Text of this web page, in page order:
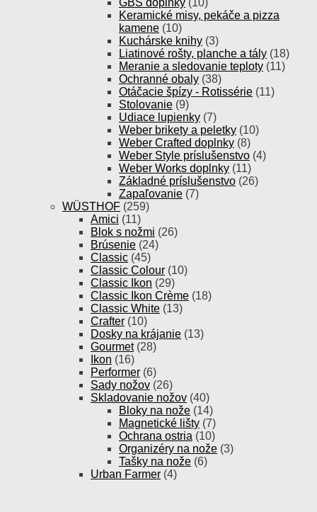
GBS doplnky (10)
Keramické misy, pekáče a pizza
kamene (10)
Kuchárske knihy (3)
Liatinové rošty, planche a tály (18)
Meranie a sledovanie teploty (11)
Ochranné obaly (38)
Otáčacie špízy - Rotissérie (11)
Stolovanie (9)
Udiace lupienky (7)
Weber brikety a peletky (10)
Weber Crafted doplnky (8)
Weber Style príslušenstvo (4)
Weber Works doplnky (11)
Základné príslušenstvo (26)
Zapaľovanie (7)
WÜSTHOF (259)
Amici (11)
Blok s nožmi (26)
Brúsenie (24)
Classic (45)
Classic Colour (10)
Classic Ikon (29)
Classic Ikon Crème (18)
Classic White (13)
Crafter (10)
Dosky na krájanie (13)
Gourmet (28)
Ikon (16)
Performer (6)
Sady nožov (26)
Skladovanie nožov (40)
Bloky na nože (14)
Magnetické lišty (7)
Ochrana ostria (10)
Organizéry na nože (3)
Tašky na nože (6)
Urban Farmer (4)